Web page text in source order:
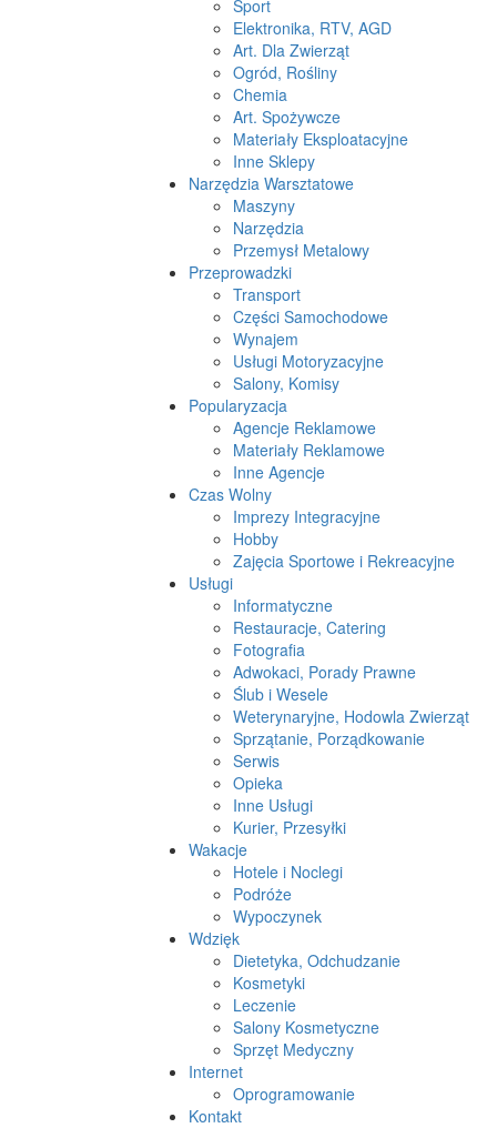
Sport
Elektronika, RTV, AGD
Art. Dla Zwierząt
Ogród, Rośliny
Chemia
Art. Spożywcze
Materiały Eksploatacyjne
Inne Sklepy
Narzędzia Warsztatowe
Maszyny
Narzędzia
Przemysł Metalowy
Przeprowadzki
Transport
Części Samochodowe
Wynajem
Usługi Motoryzacyjne
Salony, Komisy
Popularyzacja
Agencje Reklamowe
Materiały Reklamowe
Inne Agencje
Czas Wolny
Imprezy Integracyjne
Hobby
Zajęcia Sportowe i Rekreacyjne
Usługi
Informatyczne
Restauracje, Catering
Fotografia
Adwokaci, Porady Prawne
Ślub i Wesele
Weterynaryjne, Hodowla Zwierząt
Sprzątanie, Porządkowanie
Serwis
Opieka
Inne Usługi
Kurier, Przesyłki
Wakacje
Hotele i Noclegi
Podróże
Wypoczynek
Wdzięk
Dietetyka, Odchudzanie
Kosmetyki
Leczenie
Salony Kosmetyczne
Sprzęt Medyczny
Internet
Oprogramowanie
Kontakt